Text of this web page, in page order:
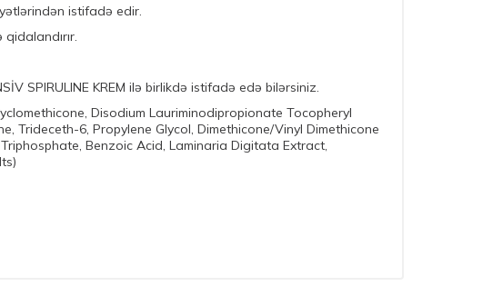
istifadə edir.
SPIRULINE KREM ilə birlikdə istifadə edə bilərsiniz.
Disodium Lauriminodipropionate Tocopheryl
Trideceth-6, Propylene Glycol, Dimethicone/Vinyl Dimethicone
Benzoic Acid, Laminaria Digitata Extract,